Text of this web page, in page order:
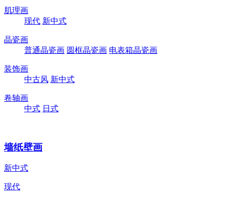
肌理画
现代 新中式
晶瓷画
普通晶瓷画 圆框晶瓷画 电表箱晶瓷画
装饰画
中古风 新中式
卷轴画
中式 日式
墙纸壁画
新中式
现代